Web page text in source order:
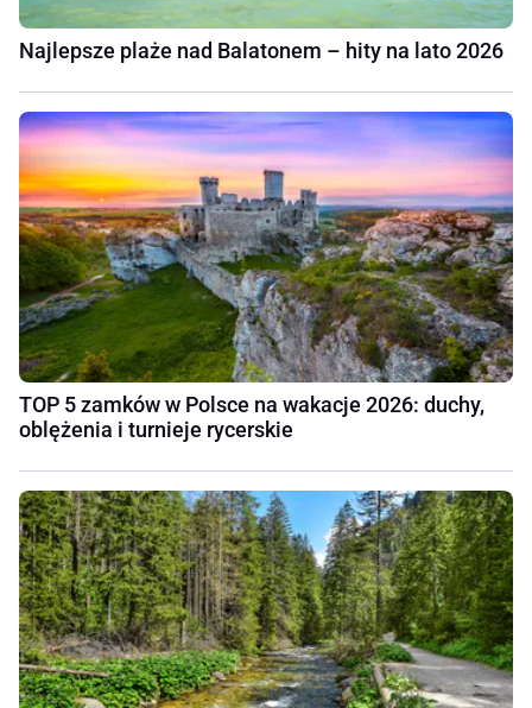
Najlepsze plaże nad Balatonem – hity na lato 2026
TOP 5 zamków w Polsce na wakacje 2026: duchy,
oblężenia i turnieje rycerskie